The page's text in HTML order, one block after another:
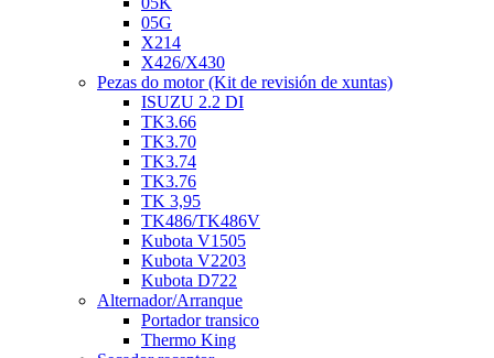
05G
X214
X426/X430
Pezas do motor (Kit de revisión de xuntas)
ISUZU 2.2 DI
TK3.66
TK3.70
TK3.74
TK3.76
TK 3,95
TK486/TK486V
Kubota V1505
Kubota V2203
Kubota D722
Alternador/Arranque
Portador transico
Thermo King